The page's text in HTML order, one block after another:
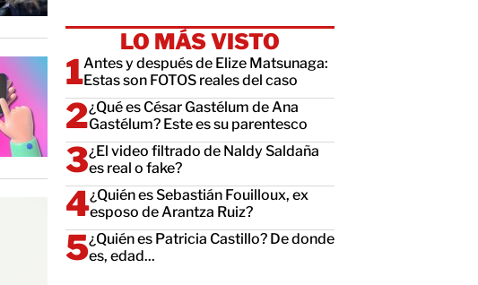
LO MÁS VISTO
Antes y después de Elize Matsunaga:
Estas son FOTOS reales del caso
¿Qué es César Gastélum de Ana
Gastélum? Este es su parentesco
¿El video filtrado de Naldy Saldaña
es real o fake?
¿Quién es Sebastián Fouilloux, ex
esposo de Arantza Ruiz?
¿Quién es Patricia Castillo? De donde
es, edad...